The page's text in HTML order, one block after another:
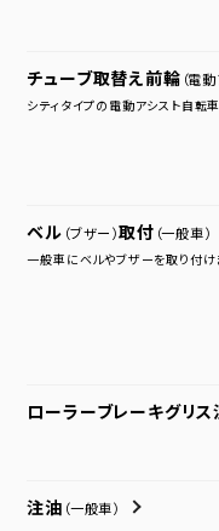
チューブ取替え前輪 （電
シティタイプの電動アシスト自転
ベル （ブザー）取付 （一般車）
一般車にベルやブザーを取り付け
ローラーブレーキグリス
注油 （一般車）